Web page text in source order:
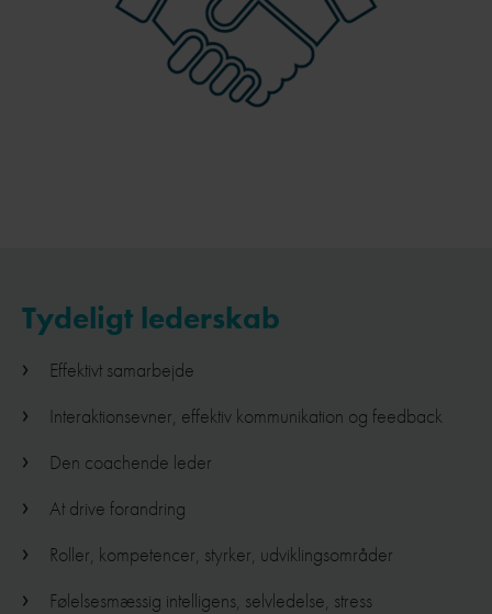
Tydeligt lederskab
Effektivt samarbejde
Interaktionsevner, effektiv kommunikation og feedback
Den coachende leder
At drive forandring
Roller, kompetencer, styrker, udviklingsområder
Følelsesmæssig intelligens, selvledelse, stress